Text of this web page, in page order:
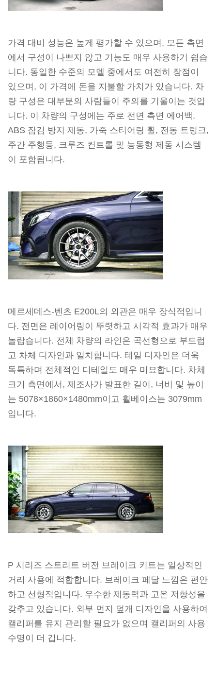
가격 대비 성능은 높게 평가할 수 있으며, 모든 측면
에서 구성이 나쁘지 않고 기능도 매우 사용하기 쉽습
니다. 동일한 수준의 모델 중에서도 여전히 장점이
있으며, 이 가격에 돈을 지불할 가치가 있습니다. 차
량 구성은 대부분의 사람들이 주의를 기울이는 것입
니다. 이 차량의 구성에는 주로 전면 측면 에어백,
ABS 잠김 방지 제동, 가죽 스티어링 휠, 전동 트렁크,
주간 주행등, 크루즈 컨트롤 및 능동형 제동 시스템
이 포함됩니다.
메르세데스-벤츠 E200L의 외관은 매우 장식적입니
다. 전면은 레이어링이 뚜렷하고 시각적 효과가 매우
놀랍습니다. 전체 차량의 라인은 곡선형으로 부드럽
고 차체 디자인과 일치합니다. 테일 디자인은 더욱
독특하며 전체적인 디테일도 매우 미묘합니다. 차체
크기 측면에서, 제조사가 발표한 길이, 너비 및 높이
는 5078×1860×1480mm이고 휠베이스는 3079mm
입니다.
P 시리즈 스트리트 버전 브레이크 키트는 일상적인
거리 사용에 적합합니다. 브레이크 페달 느낌은 편안
하고 선형적입니다. 우수한 제동력과 고온 저항성을
갖추고 있습니다. 외부 먼지 덮개 디자인을 사용하여
캘리퍼를 유지 관리할 필요가 없으며 캘리퍼의 사용
수명이 더 깁니다.